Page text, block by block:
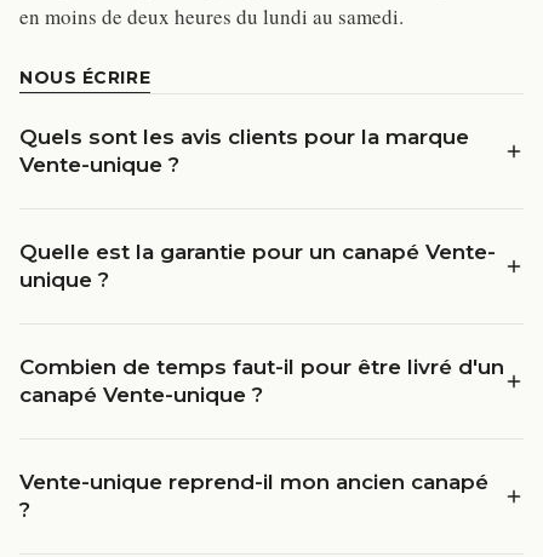
en moins de deux heures du lundi au samedi.
NOUS ÉCRIRE
Quels sont les avis clients pour la marque
Vente-unique ?
Quelle est la garantie pour un canapé Vente-
unique ?
Combien de temps faut-il pour être livré d'un
canapé Vente-unique ?
Vente-unique reprend-il mon ancien canapé
?